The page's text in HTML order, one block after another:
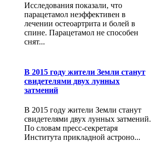
Исследования показали, что
парацетамол неэффективен в
лечении остеоартрита и болей в
спине. Парацетамол не способен
снят...
В 2015 году жители Земли станут
свидетелями двух лунных
затмений
В 2015 году жители Земли станут
свидетелями двух лунных затмений.
По словам пресс-секретаря
Института прикладной астроно...